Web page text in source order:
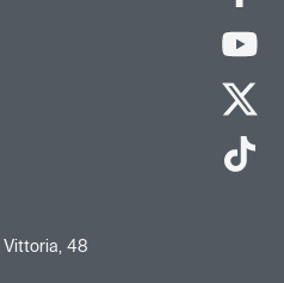
Vittoria, 48